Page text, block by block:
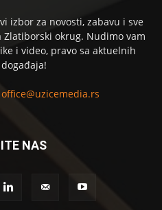
izbor za novosti, zabavu i sve
okrug. Nudimo vam
i video, pravo sa aktuelnih
office@uzicemedia.rs
NAS